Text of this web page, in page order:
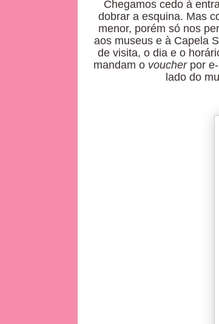
Chegamos cedo à
dobrar a esquina. Mas
menor, porém só nos
aos museus e à Capela
de visita, o dia e o
mandam o voucherpor e-
lado do